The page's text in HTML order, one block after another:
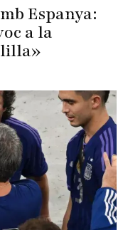
Espanya:
a la